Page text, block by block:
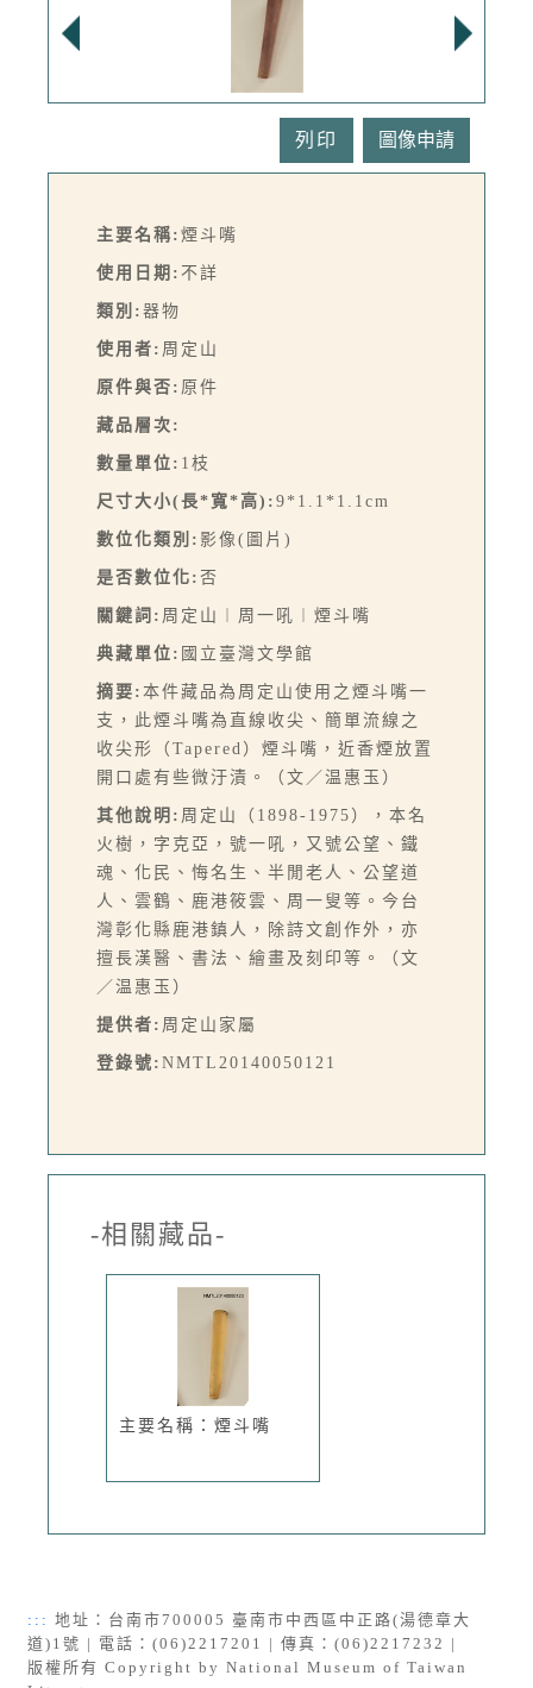
列印
主要名稱: 煙斗嘴
使用日期: 不詳
類別: 器物
使用者: 周定山
原件與否: 原件
藏品層次:
數量單位: 1枝
尺寸大小(長*寬*高): 9*1.1*1.1cm
數位化類別: 影像(圖片)
是否數位化: 否
關鍵詞: 周定山︱周一吼︱煙斗嘴
典藏單位: 國立臺灣文學館
摘要: 本件藏品為周定山使用之煙斗嘴一
支，此煙斗嘴為直線收尖、簡單流線之
收尖形（Tapered）煙斗嘴，近香煙放置
開口處有些微汙漬。（文／温惠玉）
其他說明: 周定山（1898-1975），本名
火樹，字克亞，號一吼，又號公望、鐵
魂、化民、悔名生、半閒老人、公望道
人、雲鶴、鹿港筱雲、周一叟等。今台
灣彰化縣鹿港鎮人，除詩文創作外，亦
擅長漢醫、書法、繪畫及刻印等。（文
／温惠玉）
提供者: 周定山家屬
登錄號: NMTL20140050121
-相關藏品-
主要名稱：煙斗嘴
::: 地址：台南市700005 臺南市中西區中正路(湯德章大
道)1號 | 電話：(06)2217201 | 傳真：(06)2217232 |
版權所有 Copyright by National Museum of Taiwan